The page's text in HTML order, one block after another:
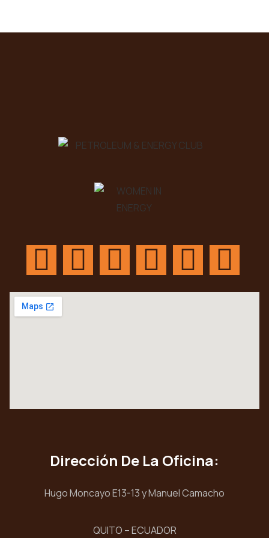
Dirección De La Oficina:
Hugo Moncayo E13-13 y Manuel Camacho
QUITO – ECUADOR